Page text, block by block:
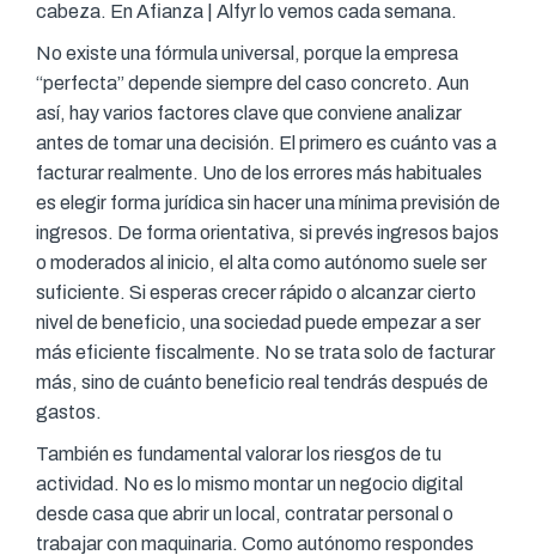
cabeza. En Afianza | Alfyr lo vemos cada semana.
No existe una fórmula universal, porque la empresa
“perfecta” depende siempre del caso concreto. Aun
así, hay varios factores clave que conviene analizar
antes de tomar una decisión. El primero es cuánto vas a
facturar realmente. Uno de los errores más habituales
es elegir forma jurídica sin hacer una mínima previsión de
ingresos. De forma orientativa, si prevés ingresos bajos
o moderados al inicio, el alta como autónomo suele ser
suficiente. Si esperas crecer rápido o alcanzar cierto
nivel de beneficio, una sociedad puede empezar a ser
más eficiente fiscalmente. No se trata solo de facturar
más, sino de cuánto beneficio real tendrás después de
gastos.
También es fundamental valorar los riesgos de tu
actividad. No es lo mismo montar un negocio digital
desde casa que abrir un local, contratar personal o
trabajar con maquinaria. Como autónomo respondes